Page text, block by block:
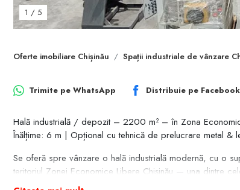
1 / 5
Oferte imobiliare Chișinău Spații industriale de vânzare
Trimite pe WhatsApp Distribuie pe Facebook
Hală industrială / depozit – 2200 m² – în Zona
Înălțime: 6 m | Opțional cu tehnică de prelucrare metal &
Se oferă spre vânzare o hală industrială modernă, cu o
teritoriul Zonei Economice Libere Chișinău — una dintre